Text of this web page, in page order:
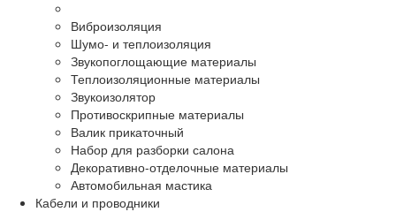
Виброизоляция
Шумо- и теплоизоляция
Звукопоглощающие материалы
Теплоизоляционные материалы
Звукоизолятор
Противоскрипные материалы
Валик прикаточный
Набор для разборки салона
Декоративно-отделочные материалы
Автомобильная мастика
Кабели и проводники